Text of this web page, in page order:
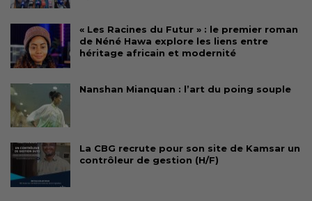
« Les Racines du Futur » : le premier roman
de Néné Hawa explore les liens entre
héritage africain et modernité
Nanshan Mianquan : l’art du poing souple
La CBG recrute pour son site de Kamsar un
contrôleur de gestion (H/F)